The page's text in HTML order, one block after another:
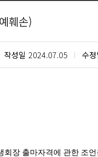
훼손)
작성일 2024.07.05 수
장 출마자격에 관한 조